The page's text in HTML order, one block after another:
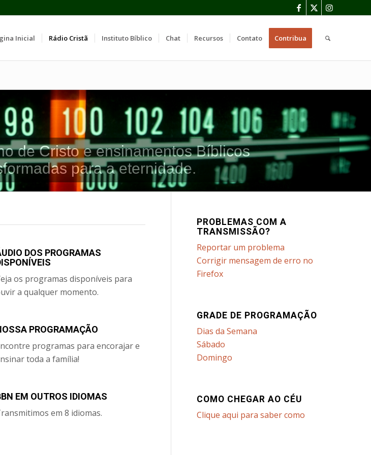
Inicial Rádio Cristã Instituto Bíblico Chat Recursos Contato Contribua
de Cristo e ensinamentos Bíblicos
para a eternidade.
DOS PROGRAMAS
os programas disponíveis para
a qualquer momento.
PROGRAMAÇÃO
programas para encorajar e
toda a família!
EM OUTROS IDIOMAS
em 8 idiomas.
PROBLEMAS COM A
TRANSMISSÃO?
Reportar um problema
Corrigir mensagem de erro no
Firefox
GRADE DE PROGRAMAÇÃO
Dias da Semana
Sábado
Domingo
COMO CHEGAR AO CÉU
Clique aqui para saber como